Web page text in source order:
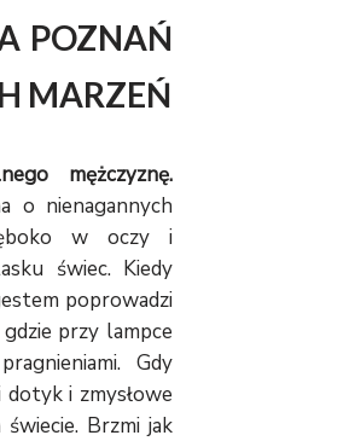
POZNAŃ
MARZEŃ
mężczyznę.
o nienagannych
w oczy i
świec. Kiedy
poprowadzi
przy lampce
Gdy
dotyk i zmysłowe
świecie. Brzmi jak